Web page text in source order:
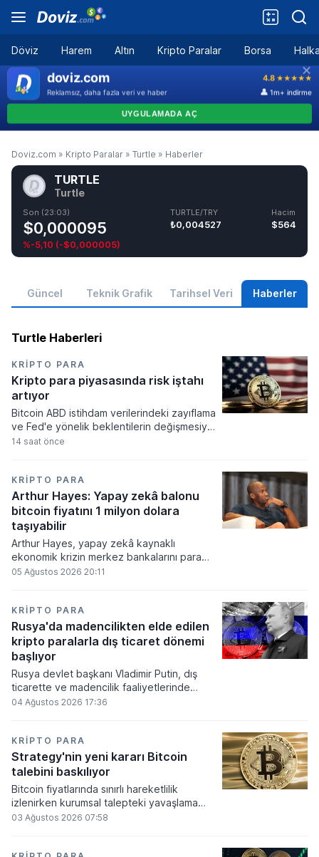
Döviz Harem Altın Kripto Paralar Borsa
Doviz.com » Kripto Paralar » Turtle » Haberler
TURTLE
Turtle
Son (23:03)
$0,000095
%-5,10 (-$0,000005)
TURTLE/TRY
₺0,004527
Hacim
$564
Güncel Teknik Grafik Tarihsel Veri Haberler
Turtle Haberleri
KRIPTO PARA
Kripto para piyasasında risk iştahı
artıyor
Bitcoin ABD istihdam verilerindeki zayıflama
ve Fed'e yönelik beklentilerin değişmesiyle
haftayı yükselişle kapattı. Kripto para
açıklanacak enflasyon rakamlarına ve
küresel gelişmelere çevrildi.
14 saat önce
KRIPTO PARA
Arthur Hayes: Yapay zekâ balonu
bitcoin fiyatını 1 milyon dolara
taşıyabilir
Arthur Hayes, yapay zekâ kaynaklı
ekonomik krizin merkez bankalarını para
basmaya zorlayacağını ve bu durumun
kayıplarının tetikleyeceği kredi krizinin
küresel likidite artışına yol açacağını belirtti
ve bitcoinin bu süreçte en hızlı tepki veren
varlık olacağı vurguladı.
05 Ağustos 2026 20:11
KRIPTO PARA
Rusya'da madencilikten elde edilen
kripto paralarla dış ticaret dönemi
başlıyor
Rusya devlet başkanı Vladimir Putin, dış
ticarette ve madencilik faaliyetlerinde
kripto varlıkların kullanımına onay veren
elde edilen dijital paraların belirli şartlar
altında dolaşımına ve menkul kıymet
alımlarında kullanılmasına olanak sağlanıyor.
04 Ağustos 2026 17:36
KRIPTO PARA
Strategy'nin yeni kararı Bitcoin
talebini baskılıyor
Bitcoin fiyatlarında sınırlı hareketlilik
izlenirken kurumsal talepteki yavaşlama
piyasa dinamiklerini etkiliyor. ABD Merkez
03 Ağustos 2026 07:58